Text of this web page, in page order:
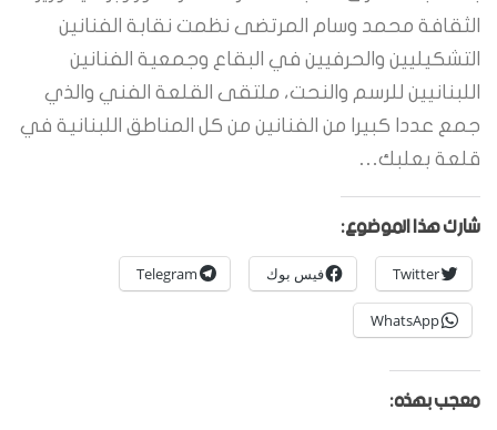
الثقافة محمد وسام المرتضى نظمت نقابة الفنانين
التشكيليين والحرفيين في البقاع وجمعية الفنانين
اللبنانيين للرسم والنحت، ملتقى القلعة الفني والذي
جمع عددا كبيرا من الفنانين من كل المناطق اللبنانية في
قلعة بعلبك…
شارك هذا الموضوع:
Twitter فيس بوك Telegram
WhatsApp
معجب بهذه: